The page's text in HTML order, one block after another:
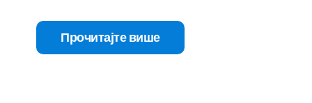
Прочитајте више